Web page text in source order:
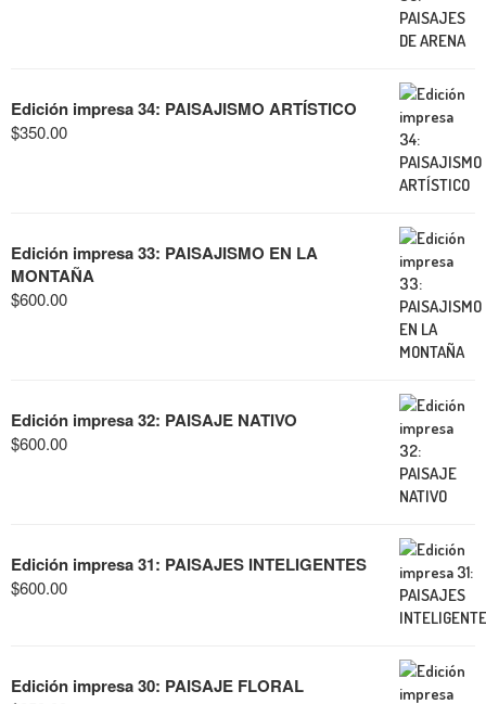
Edición impresa 34: PAISAJISMO ARTÍSTICO
$350.00
Edición impresa 33: PAISAJISMO EN LA
MONTAÑA
$600.00
Edición impresa 32: PAISAJE NATIVO
$600.00
Edición impresa 31: PAISAJES INTELIGENTES
$600.00
Edición impresa 30: PAISAJE FLORAL